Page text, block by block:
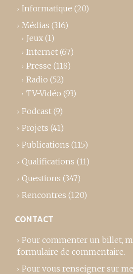
Informatique (20)
Médias (316)
Jeux (1)
Internet (67)
Presse (118)
Radio (52)
TV-Vidéo (93)
Podcast (9)
Projets (41)
Publications (115)
Qualifications (11)
Questions (347)
Rencontres (120)
CONTACT
Pour commenter un billet,
formulaire de commentaire.
Pour vous renseigner sur